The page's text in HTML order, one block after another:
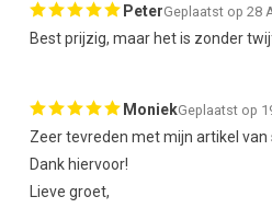
PeterGeplaatst op 28
Best prijzig, maar het is zonder
MoniekGeplaatst op
Zeer tevreden met mijn artikel van
Dank hiervoor!
Lieve groet,